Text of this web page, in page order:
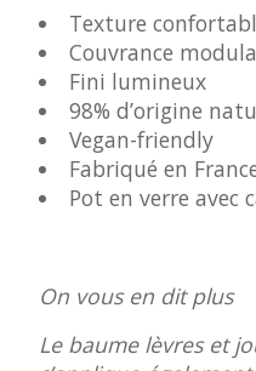
Texture
Couvrance
Fini lumineux
98% d’origine
Vegan-friendly
Fabriqué en
Pot en verre avec
On vous en dit plus
Le baume lèvres et